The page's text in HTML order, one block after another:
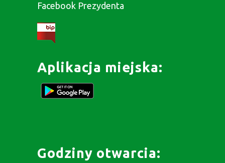
Facebook Prezydenta
Aplikacja miejska:
Godziny otwarcia: